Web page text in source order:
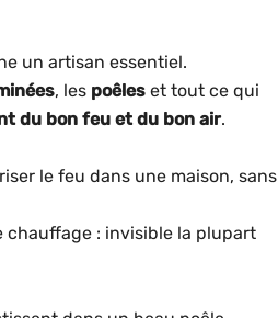
un artisan essentiel.
, les poêles et tout ce qui
du bon feu et du bon air.
le feu dans une maison, sans
chauffage : invisible la plupart